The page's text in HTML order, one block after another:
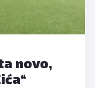
novo,